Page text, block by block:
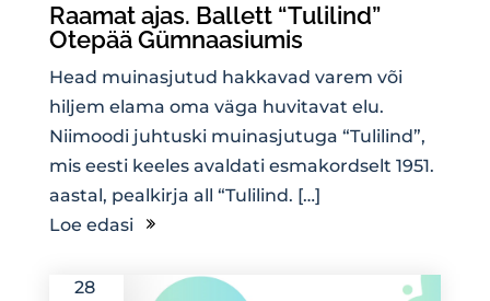
Raamat ajas. Ballett “Tulilind”
Otepää Gümnaasiumis
Head muinasjutud hakkavad varem või
hiljem elama oma väga huvitavat elu.
Niimoodi juhtuski muinasjutuga “Tulilind”,
mis eesti keeles avaldati esmakordselt 1951.
aastal, pealkirja all “Tulilind. […]
Loe edasi
28